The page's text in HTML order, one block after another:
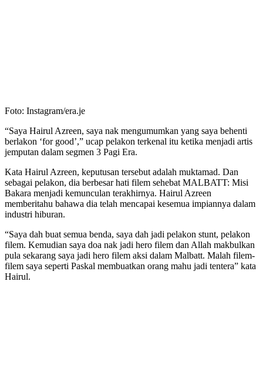
Foto: Instagram/era.je
“Saya Hairul Azreen, saya nak mengumumkan yang saya behenti
berlakon ‘for good’,” ucap pelakon terkenal itu ketika menjadi artis
jemputan dalam segmen 3 Pagi Era.
Kata Hairul Azreen, keputusan tersebut adalah muktamad. Dan
sebagai pelakon, dia berbesar hati filem sehebat MALBATT: Misi
Bakara menjadi kemunculan terakhirnya. Hairul Azreen
memberitahu bahawa dia telah mencapai kesemua impiannya dalam
industri hiburan.
“Saya dah buat semua benda, saya dah jadi pelakon stunt, pelakon
filem. Kemudian saya doa nak jadi hero filem dan Allah makbulkan
pula sekarang saya jadi hero filem aksi dalam Malbatt. Malah filem-
filem saya seperti Paskal membuatkan orang mahu jadi tentera” kata
Hairul.